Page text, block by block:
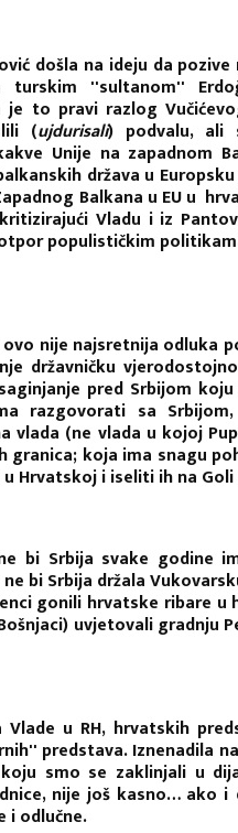
došla na ideju da
''sultanom''
to pravi razlog
(ujdurisali) podvalu, ali
Unije na zapadnom
država u
Balkana u EU u
Vladu i iz
populističkim
nije najsretnija odluka
državničku
pred Srbijom
razgovorati sa
(ne vlada u kojoj
koja ima snagu
Hrvatskoj i iseliti ih na
bi Srbija svake godine
bi Srbija držala
gonili hrvatske ribare u
uvjetovali gradnju
u RH, hrvatskih
predstava. Iznenadila
smo se zaklinjali u
nije još kasno… ako
i odlučne.